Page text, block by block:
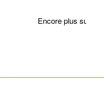
Encore plus sur le